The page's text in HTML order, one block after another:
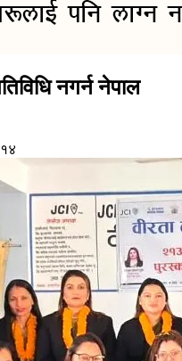
नगर्न नेपाल